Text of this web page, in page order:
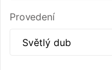
Provedení